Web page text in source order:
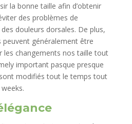
la bonne taille afin d’obtenir
des problèmes de
douleurs dorsales. De plus,
généralement être
les changements nos taille tout
important pasque presque
modifiés tout le temps tout